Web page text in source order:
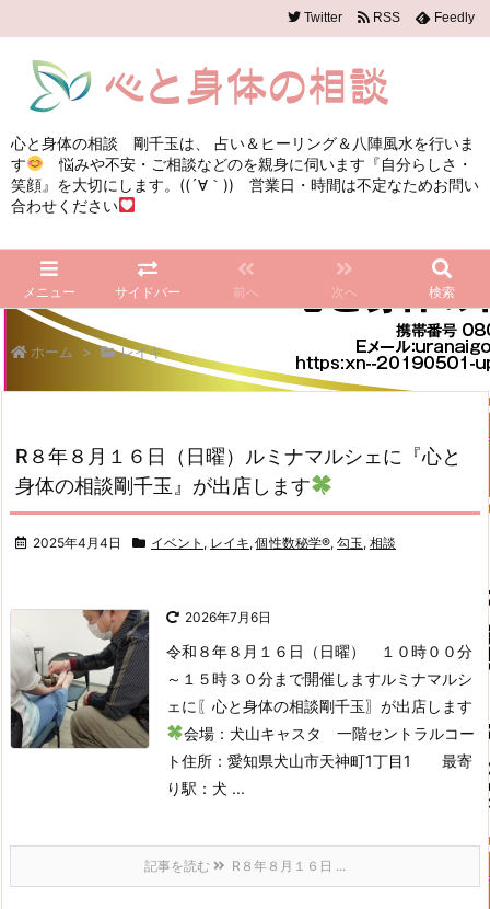
心と身体の相談 剛千玉は、 占い＆ヒーリング＆八陣風水を行いま
す
悩みや不安・ご相談などのを親身に伺います『自分らしさ・
笑顔』を大切にします。((´∀｀)) 営業日・時間は不定なためお問い
合わせください
メニュー サイドバー 前へ 次へ 検索
Twitter RSS Feedly
ホーム > レイキ
R８年８月１６日（日曜）ルミナマルシェに『心と
身体の相談剛千玉』が出店します
2025年4月4日 イベント , レイキ,個性数秘学®, 勾玉, 相談
2026年7月6日
令和８年８月１６日（日曜） １０時００分
～１５時３０分まで開催しますルミナマルシ
ェに〖心と身体の相談剛千玉〗が出店します
会場：犬山キャスタ 一階セントラルコー
ト住所：愛知県犬山市天神町1丁目1 最寄
り駅：犬 ...
記事を読む R８年８月１６日 ...